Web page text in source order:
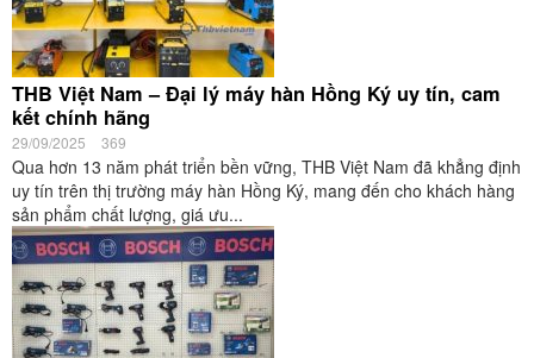
THB Việt Nam – Đại lý máy hàn Hồng Ký uy tín, cam
kết chính hãng
29/09/2025 369
Qua hơn 13 năm phát triển bền vững, THB Việt Nam đã khẳng định
uy tín trên thị trường máy hàn Hồng Ký, mang đến cho khách hàng
sản phẩm chất lượng, giá ưu...